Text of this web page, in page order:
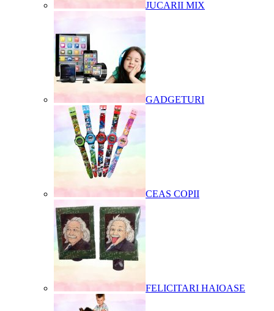
JUCARII MIX
GADGETURI
CEAS COPII
FELICITARI HAIOASE